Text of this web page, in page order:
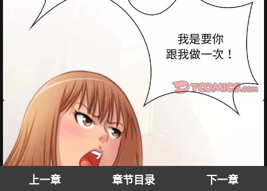
上一章 章节目录 下一章